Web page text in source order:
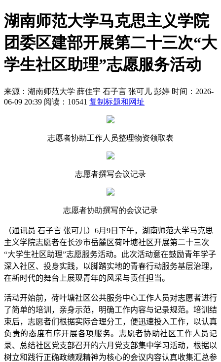
湖南师范大学马克思主义学院
团委区建部开展第二十三次“大
学生社区助理”志愿服务活动
来源：湖南师范大学 薛佳宇 石子言 张可儿 彭婷 时间：2026-
06-09 20:39 阅读：10541 复制标题和网址
志愿者协助工作人员整理物资领取表
志愿者撰写会议记录
志愿者协助撰写的会议记录
（通讯员 石子言 张可儿） 6月 9 日下午，湖南师范大学马克思
主义学院志愿者在长沙市岳麓区荷叶塘社区开展第二十三次
“大学生社区助理”志愿服务活动。此次活动意在鼓励青年学子
深入社区、投身实践，以脚踏实地的青春行动服务基层治理，
在新时代的舞台上展现青年的风采与责任担当。
活动开始前，荷叶塘社区公共服务中心工作人员对志愿者进行
了简单的培训，亲身示范，明确工作内容与记录规范。培训结
束后，志愿者们根据实际合理分工，便迅速投入工作，以认真
负责的态度有序开展各项服务。志愿者协助社区工作人员记
录、总结社区党支部召开的六月党支部集中学习活动，根据以
树立和践行正确政绩观精神为核心的会议内容认真收集汇总参